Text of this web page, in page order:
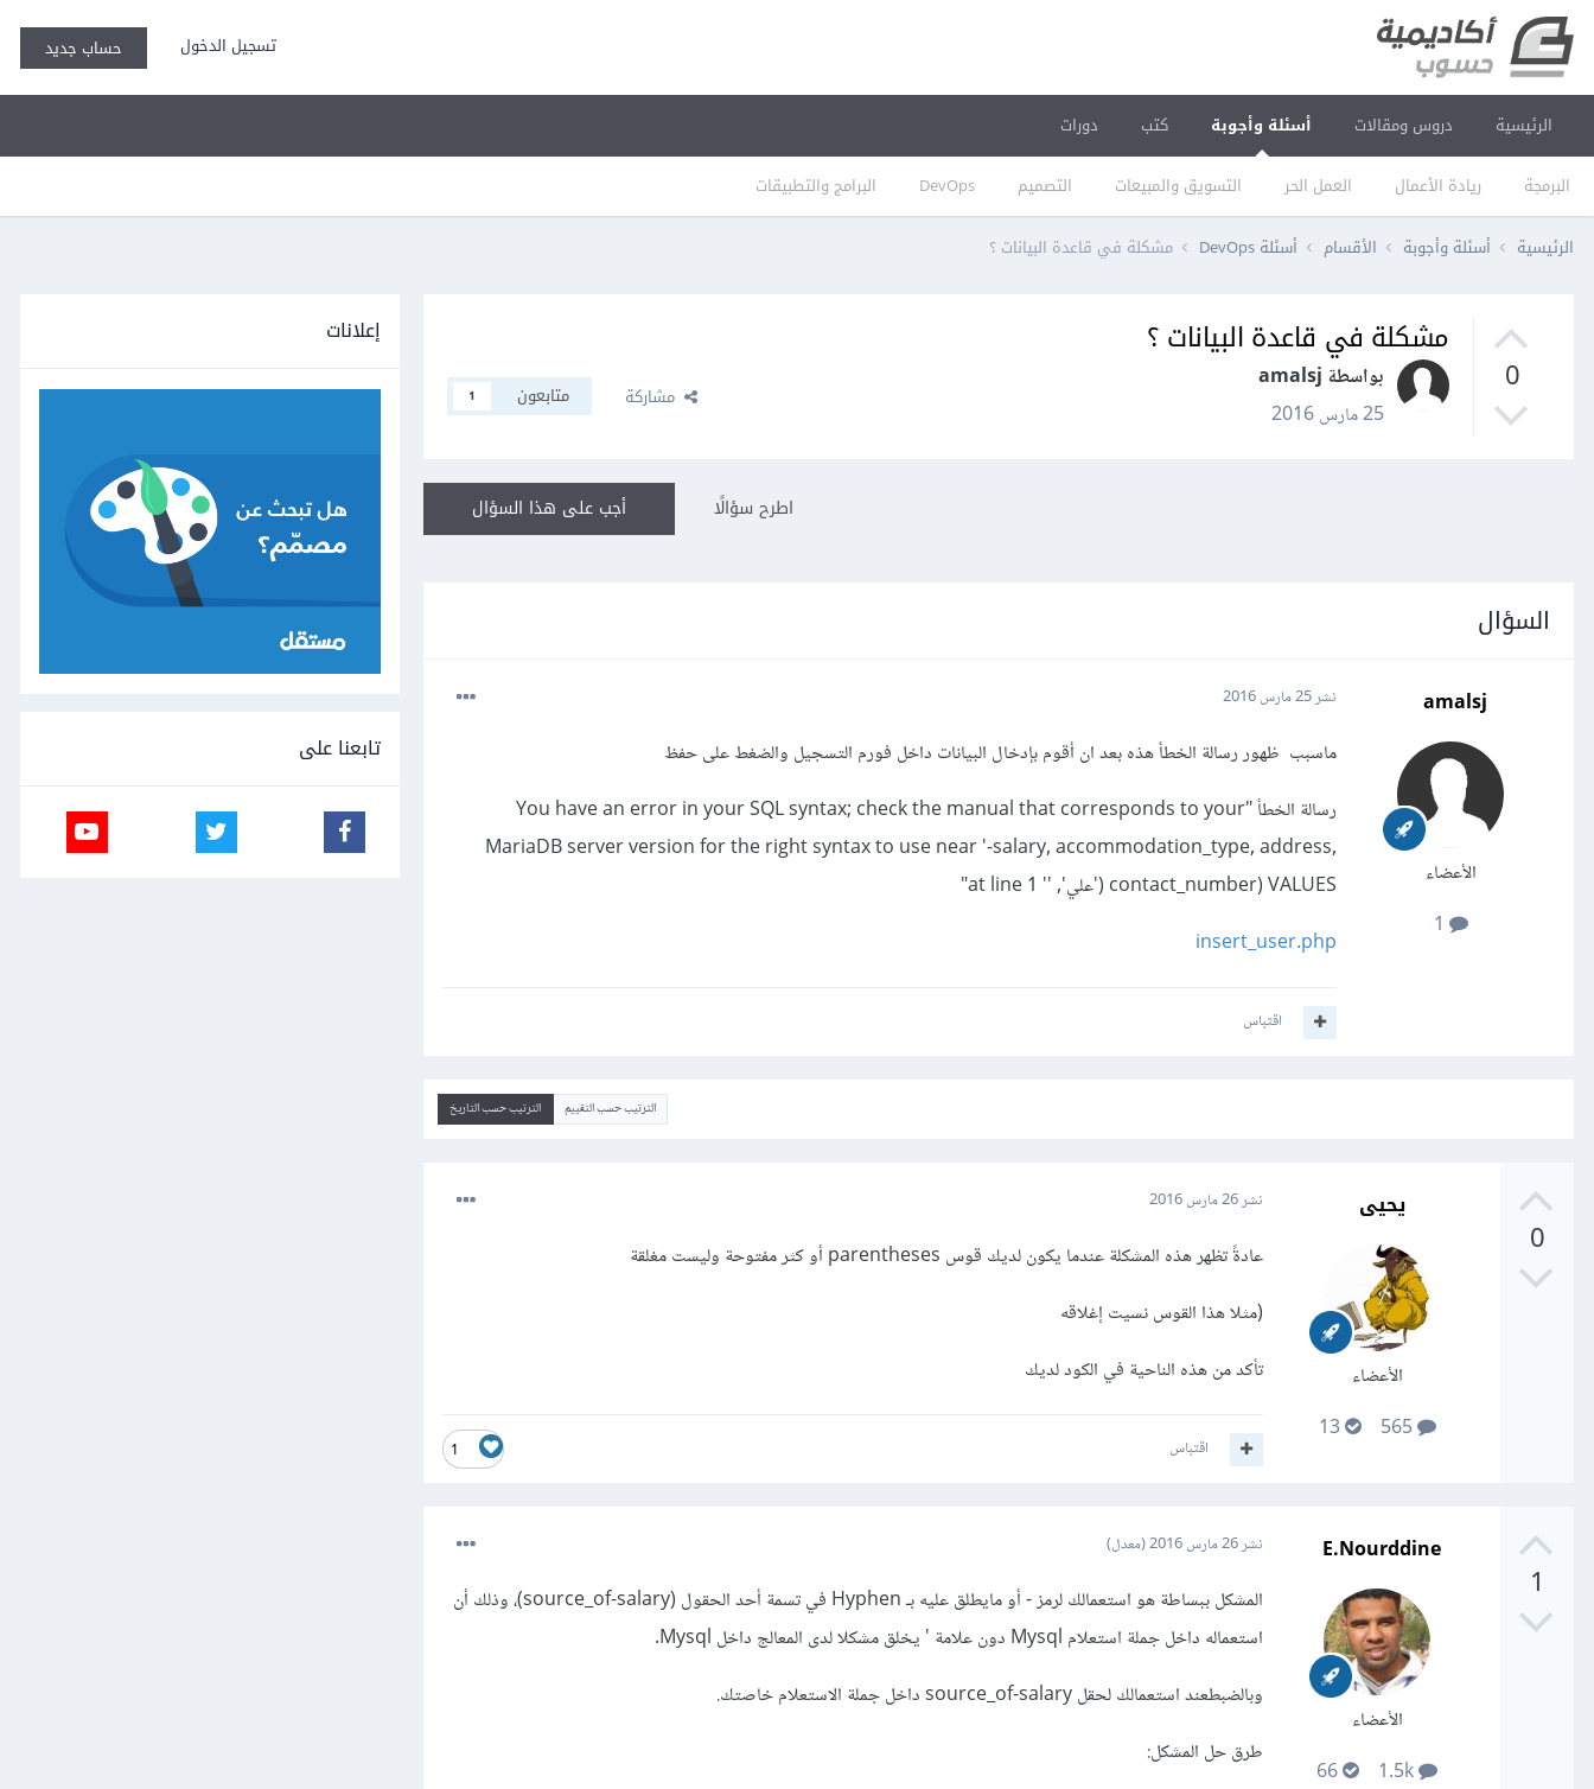
تسجيل الدخول حساب جديد
الرئيسية دروس ومقالات أسئلة وأجوبة
البرمجة ريادة الأعمال العمل الحر التسويق والمبيعات التصميم DevOps البرامج والتطبيقات
كتب دورات
الرئيسية أسئلة وأجوبة الأقسام أسئلة DevOps مشكلة في قاعدة البيانات ؟
0
مشكلة في قاعدة البيانات ؟
بواسطة amalsj
25 مارس 2016
مشاركة متابعون 1
أجب على هذا السؤال اطرح سؤالًا
السؤال
amalsj
الأعضاء
نشر25 مارس 2016
ماسبب ظهور رسالة الخطأ هذه بعد ان أقوم بإدخال البيانات داخل فورم التسجيل والضغط على حفظ
رسالة الخطأ "You have an error in your SQL syntax; check the manual that corresponds to your
MariaDB server version for the right syntax to use near '-salary, accommodation_type, address,
contact_number) VALUES ('علي', '' at line 1"
insert_user.php
اقتباس
الترتيب حسب التقييم الترتيب حسب التاريخ
0
يحيى
الأعضاء
565
13
نشر26 مارس 2016
عادةً تظهر هذه المشكلة عندما يكون لديك قوس parentheses أو كثر مفتوحة وليست مغلقة
(مثلا هذا القوس نسيت إغلاقه
تأكد من هذه الناحية في الكود لديك
1 اقتباس
1
E.Nourddine
الأعضاء
نشر26 مارس 2016 (معدل)
المشكل ببساطة هو استعمالك لرمز - أو مايطلق عليه بـ Hyphen في تسمة أحد الحقول (source_of-salary)، وذلك أن
استعماله داخل جملة استعلام Mysql دون علامة ' يخلق مشكلا لدى المعالج داخل Mysql.
وبالضبطعند استعمالك لحقل source_of-salary داخل جملة الاستعلام خاصتك.
طرق حل المشكل:
إعلانات
تابعنا على